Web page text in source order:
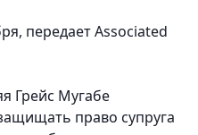
передает Associated
Грейс Мугабе
право супруга